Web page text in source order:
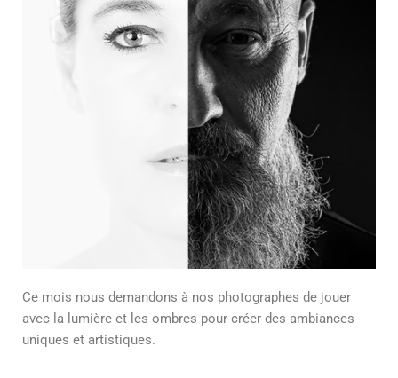
Ce mois nous demandons à nos photographes de jouer
avec la lumière et les ombres pour créer des ambiances
uniques et artistiques.